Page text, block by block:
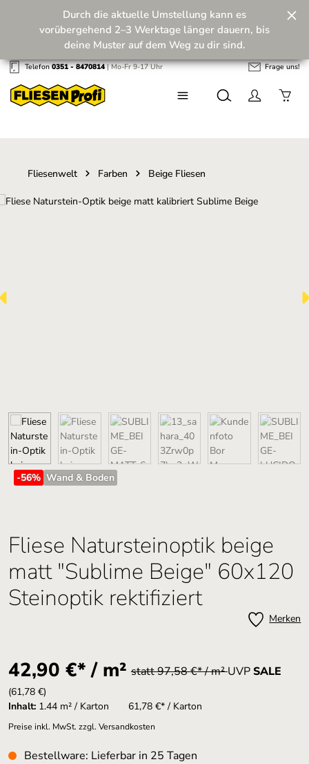
Zum Hauptinhalt springen
Zukunft! 💪
Durch die aktuelle Umstellung kann es
vorübergehend 2–3 Werktage länger dauern, bis
deine Muster auf dem Weg zu dir sind.
Telefon0351 - 8470814| Mo-Fr 9-17 Uhr Frage uns!
Fliesenwelt Farben Beige Fliesen
Bildergalerie überspringen
-56% Wand & Boden
Fliese Natursteinoptik beige
matt "Sublime Beige" 60x120
Steinoptik rektifiziert
Merken
42,90 €* / m² statt 97,58 €* / m²UVPSALE
(61,78 €)
Inhalt: 1.44 m² / Karton 61,78 €* / Karton
Preise inkl. MwSt. zzgl. Versandkosten
Bestellware: Lieferbar in 25 Tagen